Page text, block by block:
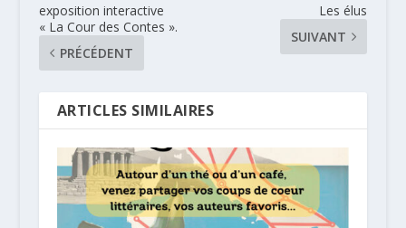
exposition interactive
« La Cour des Contes ».
PRÉCÉDENT
Les élus
SUIVANT
ARTICLES SIMILAIRES